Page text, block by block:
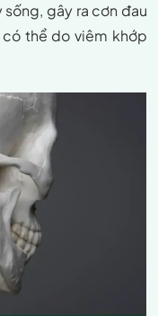
gây ra cơn đau
thể do viêm khớp